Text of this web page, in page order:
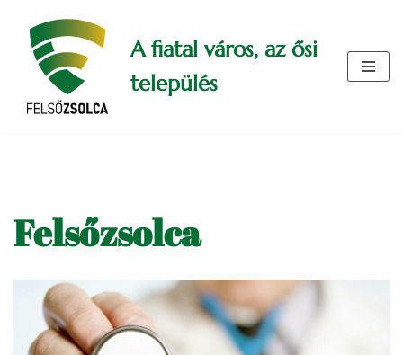
Skip
content
A fiatal város, az ősi
település
Felsőzsolca